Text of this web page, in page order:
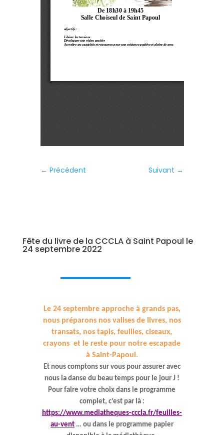
← Précédent Suivant →
Fête du livre de la CCCLA à Saint Papoul le
24 septembre 2022
Le 24 septembre approche à grands pas,
nous préparons nos valises de livres, nos
transats, nos tapis, feuilles, ciseaux,
crayons et le reste pour notre escapade
à Saint-Papoul.
Et nous comptons sur vous pour assurer avec
nous la danse du beau temps pour le jour J !
Pour faire votre choix dans le programme
complet, c’est par là :
https://www.mediatheques-cccla.fr/feuilles-
au-vent… ou dans le programme papier